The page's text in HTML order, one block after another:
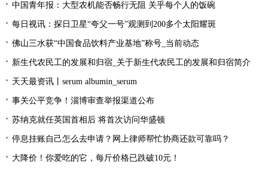
中国青年报：大型农机能否畅行无阻 关乎每个人的饭碗
每日视讯：探日卫星“夸父一号”观测到200多个太阳耀斑
佛山三水获“中国食品饮料产业基地”称号_当前动态
新生代农民工的发展和归宿_关于新生代农民工的发展和归宿简介
天天最资讯丨serum albumin_serum
事关公平竞争！淄博审查举报渠道公布
苏纳克就任英国首相后 将首次访问华盛顿
停息挂账自己怎么去申请？网上律师帮忙协商还款可靠吗？
大降价！你爱吃的它，每斤价格已跌破10元！